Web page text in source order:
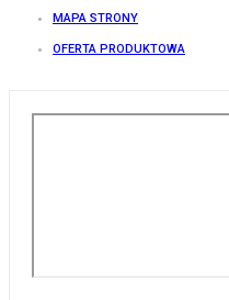
MAPA STRONY
OFERTA PRODUKTOWA